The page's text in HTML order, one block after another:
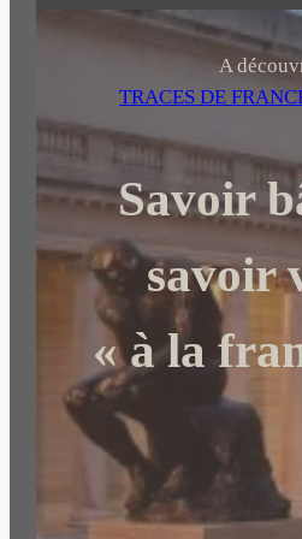
r
c
h
r
A
TRACES DE
Savoir
savoir
« à la